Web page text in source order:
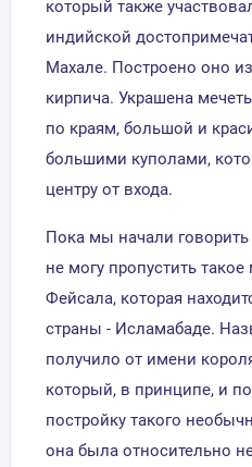
который также
индийской
Махале. Построено оно
кирпича. Украшена
по краям, большой и
большими куполами,
центру от входа.
Пока мы начали
не могу пропустить
Фейсала, которая
страны - Исламабаде.
получило от имени
который, в принципе, и
постройку такого
она была относительно